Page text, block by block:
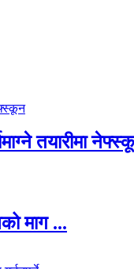
तयारीमा
माग ...